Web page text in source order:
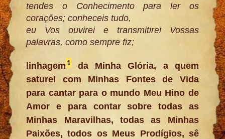
tendes o Conhecimento para ler os
corações; conheceis tudo,
eu Vos ouvirei e transmitirei Vossas
palavras, como sempre fiz;
linhagem1
da Minha Glória, a quem
saturei com Minhas Fontes de Vida
para cantar para o mundo Meu Hino de
Amor e para contar sobre todas as
Minhas Maravilhas, todas as Minhas
Paixões, todos os Meus Prodígios, sê